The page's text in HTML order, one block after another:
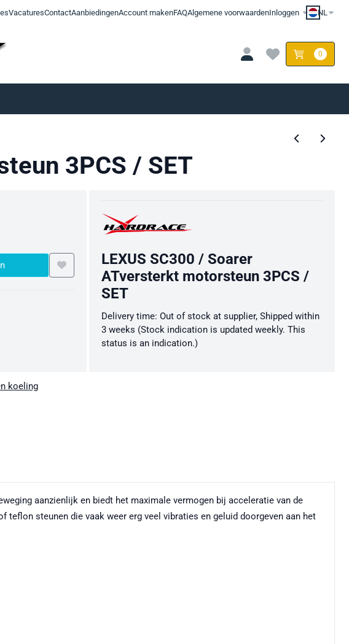
VacaturesContactAanbiedingenAccount makenFAQAlgemene voorwaardenInloggen NL
0
3PCS / SET
LEXUS SC300 / Soarer
ATversterkt motorsteun 3PCS /
SET
Delivery time: Out of stock at supplier, Shipped within
3 weeks (Stock indication is updated weekly. This
status is an indication.)
koeling
aanzienlijk en biedt het maximale vermogen bij acceleratie van de
steunen die vaak weer erg veel vibraties en geluid doorgeven aan het